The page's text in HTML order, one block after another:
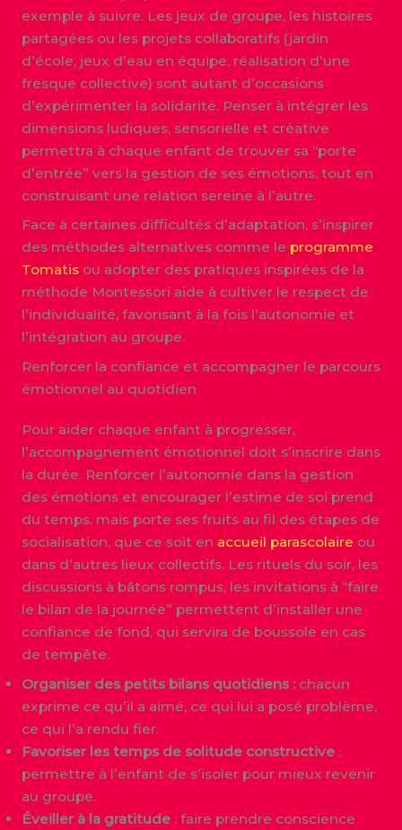
exemple à suivre. Les jeux de groupe, les histoires
partagées ou les projets collaboratifs (jardin
d’école, jeux d’eau en équipe, réalisation d’une
fresque collective) sont autant d’occasions
d’expérimenter la solidarité. Penser à intégrer les
dimensions ludiques, sensorielle et créative
permettra à chaque enfant de trouver sa “porte
d’entrée” vers la gestion de ses émotions, tout en
construisant une relation sereine à l’autre.
Face à certaines difficultés d’adaptation, s’inspirer
des méthodes alternatives comme le programme
Tomatisou adopter des pratiques inspirées de la
méthode Montessori aide à cultiver le respect de
l’individualité, favorisant à la fois l’autonomie et
l’intégration au groupe.
Renforcer la confiance et accompagner le parcours
émotionnel au quotidien
Pour aider chaque enfant à progresser,
l’accompagnement émotionnel doit s’inscrire dans
la durée. Renforcer l’autonomie dans la gestion
des émotions et encourager l’estime de soi prend
du temps, mais porte ses fruits au fil des étapes de
socialisation, que ce soit en accueil parascolaire ou
dans d’autres lieux collectifs. Les rituels du soir, les
discussions à bâtons rompus, les invitations à “faire
le bilan de la journée” permettent d’installer une
confiance de fond, qui servira de boussole en cas
de tempête.
Organiser des petits bilans quotidiens :chacun
exprime ce qu’il a aimé, ce qui lui a posé problème,
ce qui l’a rendu fier.
Favoriser les temps de solitude constructive:
permettre à l’enfant de s’isoler pour mieux revenir
au groupe.
Éveiller à la gratitude: faire prendre conscience